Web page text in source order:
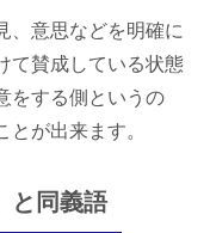
、意思などを明確に
て賛成している状態
をする側というの
が出来ます。
と同義語